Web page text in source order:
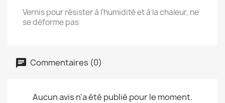
Vernis pour résister à l'humidité et à la chaleur, ne
se déforme pas
Commentaires (0)
Aucun avis n'a été publié pour le moment.